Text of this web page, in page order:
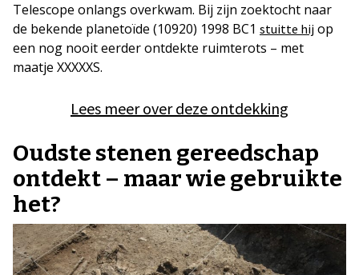
Telescope onlangs overkwam. Bij zijn zoektocht naar
de bekende planetoïde (10920) 1998 BC1 stuitte hij op
een nog nooit eerder ontdekte ruimterots – met
maatje XXXXXS.
Lees meer over deze ontdekking
Oudste stenen gereedschap
ontdekt – maar wie gebruikte
het?